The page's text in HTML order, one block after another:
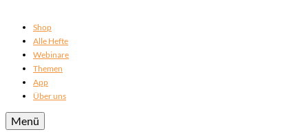
Shop
Alle Hefte
Webinare
Themen
App
Über uns
Menü